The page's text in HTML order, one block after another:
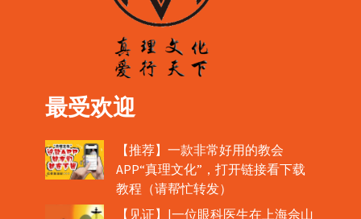
最受欢迎
【推荐】一款非常好用的教会
APP“真理文化”，打开链接看下载
教程（请帮忙转发）
【见证】|一位眼科医生在上海佘山